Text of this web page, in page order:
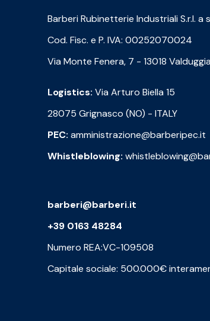
Barberi Rubinetterie Industriali S.r.l. a
Cod. Fisc. e P. IVA: 00252070024
Via Monte Fenera, 7 - 13018
Logistics: Via Arturo Biella 15
28075 Grignasco (NO) - ITALY
PEC: amministrazione@barberipec.it
Whistleblowing:
barberi@barberi.it
+39 0163 48284
Numero REA:VC-109508
Capitale sociale: 500.000€